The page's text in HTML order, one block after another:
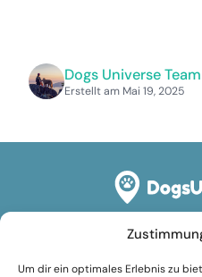
Um dir ein optimales Erlebnis zu
Dogs Universe Team
Erstellt am Mai 19, 2025